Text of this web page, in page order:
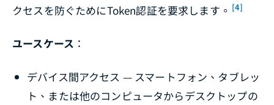
クセスを防ぐためにToken認証を要求します。 [4]
ユースケース ：
デバイス間アクセス — スマートフォン、タブレッ
ト、または他のコンピュータからデスクトップの